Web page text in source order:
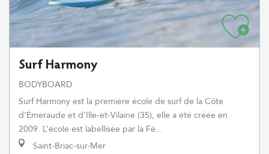
Surf Harmony
BODYBOARD
Surf Harmony est la première école de surf de la Côte
d’Émeraude et d’Ille-et-Vilaine (35), elle a été créée en
2009. L’école est labellisée par la Fé...
Saint-Briac-sur-Mer